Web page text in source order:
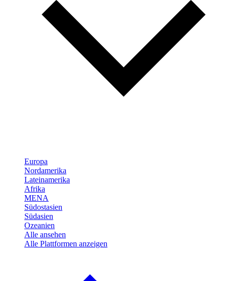
Europa
Nordamerika
Lateinamerika
Afrika
MENA
Südostasien
Südasien
Ozeanien
Alle ansehen
Alle Plattformen anzeigen